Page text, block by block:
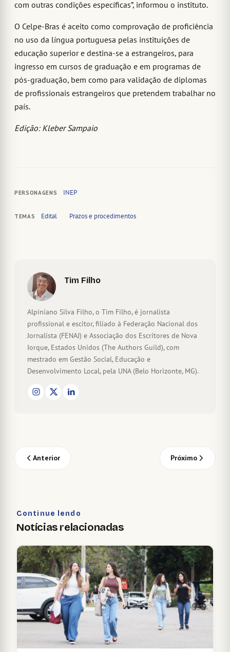
com outras condições específicas”, informou o instituto.
O Celpe-Bras é aceito como comprovação de proficiência
no uso da língua portuguesa pelas instituições de
educação superior e destina-se a estrangeiros, para
ingresso em cursos de graduação e em programas de
pós-graduação, bem como para validação de diplomas
de profissionais estrangeiros que pretendem trabalhar no
país.
Edição: Kleber Sampaio
PERSONAGENS INEP
TEMAS Edital Prazos e procedimentos
Tim Filho
Alpiniano Silva Filho, o Tim Filho, é jornalista
profissional e escitor, filiado à Federação Nacional dos
Jornalista (FENAJ) e Associação dos Escritores de Nova
Iorque, Estados Unidos (The Authors Guild), com
mestrado em Gestão Social, Educação e
Desenvolvimento Local, pela UNA (Belo Horizonte, MG).
Anterior Próximo
Continue lendo
Notícias relacionadas